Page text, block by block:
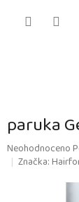
paruka
Průměrné
hodnocení
Neohodnoceno
Značka: